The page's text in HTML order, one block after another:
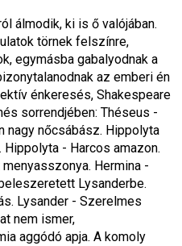
álmodik, ki is ő valójában.
törnek felszínre,
egymásba gabalyodnak a
az emberi én
énkeresés, Shakespeare
sorrendjében: Théseus -
nagy nőcsábász. Hippolyta
- Harcos amazon.
Hermina -
Lysanderbe.
Lysander - Szerelmes
nem ismer,
aggódó apja. A komoly